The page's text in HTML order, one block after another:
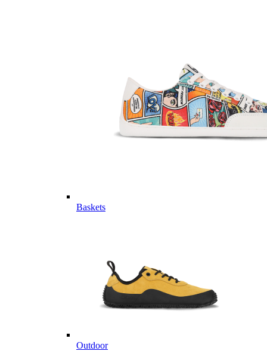
Baskets
Outdoor